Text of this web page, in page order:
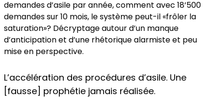
demandes d’asile par année, comment avec 18’500
demandes sur 10 mois, le système peut-il «frôler la
saturation»? Décryptage autour d’un manque
d’anticipation et d’une rhétorique alarmiste et peu
mise en perspective.
L’accélération des procédures d’asile. Une
[fausse] prophétie jamais réalisée.